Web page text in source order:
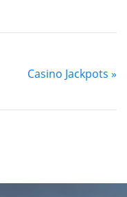
Casino Jackpots »